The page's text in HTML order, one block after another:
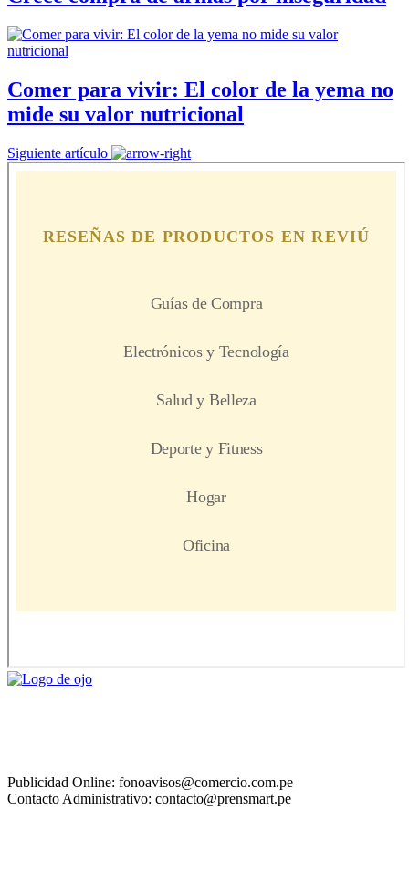
Comer para vivir: El color de la yema no
mide su valor nutricional
Siguiente artículo
Publicidad Online: fonoavisos@comercio.com.pe
Contacto Administrativo: contacto@prensmart.pe